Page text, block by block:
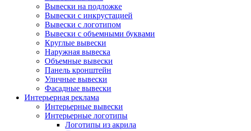
Вывески на подложке
Вывески с инкрустацией
Вывески с логотипом
Вывески с объемными буквами
Круглые вывески
Наружная вывеска
Объемные вывески
Панель кронштейн
Уличные вывески
Фасадные вывески
Интерьерная реклама
Интерьерные вывески
Интерьерные логотипы
Логотипы из акрила